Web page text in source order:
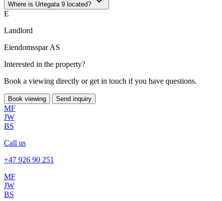
Where is Urtegata 9 located?
E
Landlord
Eiendomsspar AS
Interested in the property?
Book a viewing directly or get in touch if you have questions.
Book viewing Send inquiry
MF
JW
BS
Call us
+47 926 90 251
MF
JW
BS